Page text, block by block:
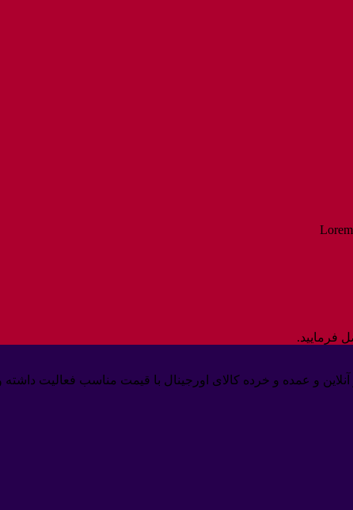
فرمایید.
صورت حضوری و آنلاین و عمده و خرده کالای اورجینال با قیمت مناسب